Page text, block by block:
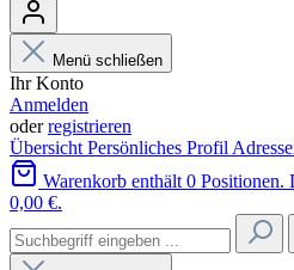
Menü schließen
Ihr Konto
Anmelden
oderregistrieren
Übersicht Persönliches Profil
Warenkorb enthält 0 Positionen.
0,00 €.